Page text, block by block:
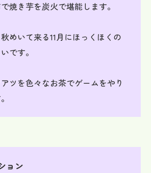
焼き芋を炭火で堪能します。
めいて来る11月にほっくほくの
です。
ツを色々なお茶でゲームをやり
ョン